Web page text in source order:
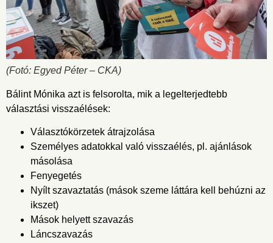
(Fotó: Egyed Péter – CKA)
Bálint Mónika azt is felsorolta, mik a legelterjedtebb
választási visszaélések:
Választókörzetek átrajzolása
Személyes adatokkal való visszaélés, pl. ajánlások
másolása
Fenyegetés
Nyílt szavaztatás (mások szeme láttára kell behúzni az
ikszet)
Mások helyett szavazás
Láncszavazás